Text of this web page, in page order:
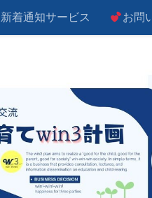
新着通知サービス お問